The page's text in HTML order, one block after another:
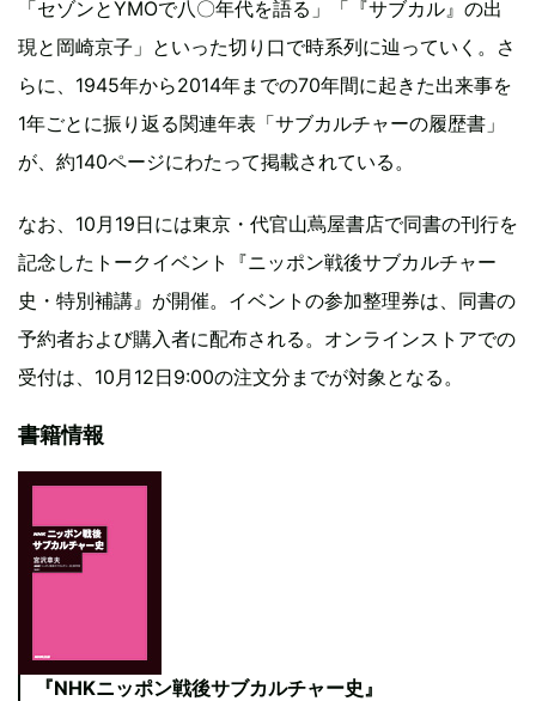
「セゾンとYMOで八〇年代を語る」「『サブカル』の出
現と岡崎京子」といった切り口で時系列に辿っていく。さ
らに、1945年から2014年までの70年間に起きた出来事を
1年ごとに振り返る関連年表「サブカルチャーの履歴書」
が、約140ページにわたって掲載されている。
なお、10月19日には東京・代官山蔦屋書店で同書の刊行を
記念したトークイベント『ニッポン戦後サブカルチャー
史・特別補講』が開催。イベントの参加整理券は、同書の
予約者および購入者に配布される。オンラインストアでの
受付は、10月12日9:00の注文分までが対象となる。
書籍情報
『NHKニッポン戦後サブカルチャー史』